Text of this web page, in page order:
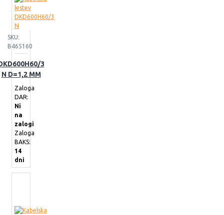
SKU:
B465160
3
N D=1,2 MM
Zaloga
DAR:
Ni
na
zalogi
Zaloga
BAKS:
14
dni